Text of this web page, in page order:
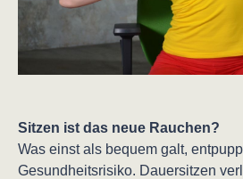
Sitzen ist das neue Rauchen?
Was einst als bequem galt,
Gesundheitsrisiko. Dauersitzen